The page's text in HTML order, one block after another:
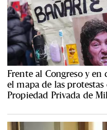
Frente al Congreso y
el mapa de las
Propiedad Privada de